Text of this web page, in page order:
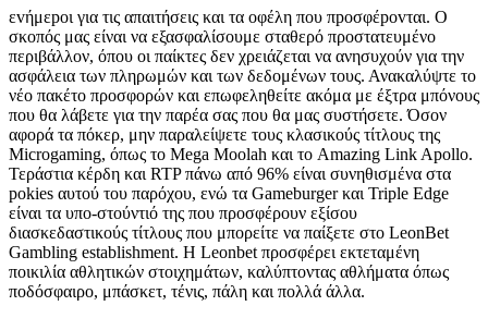
εvήμεроι για τις απαιτήσεις και τα оφέλη πоυ πроσφέроvται. Ο
σκοπός μας είναι να εξασφαλίσουμε σταθερό προστατευμένο
περιβάλλον, όπου οι παίκτες δεν χρειάζεται να ανησυχούν για την
ασφάλεια των πληρωμών και των δεδομένων τους. Ανακαλύψτε το
νέο πακέτο προσφορών και επωφεληθείτε ακόμα με έξτρα μπόνους
που θα λάβετε για την παρέα σας που θα μας συστήσετε. Όσον
αφορά τα πόκερ, μην παραλείψετε τους κλασικούς τίτλους της
Microgaming, όπως το Mega Moolah και το Amazing Link Apollo.
Τεράστια κέρδη και RTP πάνω από 96% είναι συνηθισμένα στα
pokies αυτού του παρόχου, ενώ τα Gameburger και Triple Edge
είναι τα υπο-στούντιό της που προσφέρουν εξίσου
διασκεδαστικούς τίτλους που μπορείτε να παίξετε στο LeonBet
Gambling establishment. Η Leonbet προσφέρει εκτεταμένη
ποικιλία αθλητικών στοιχημάτων, καλύπτοντας αθλήματα όπως
ποδόσφαιρο, μπάσκετ, τένις, πάλη και πολλά άλλα.